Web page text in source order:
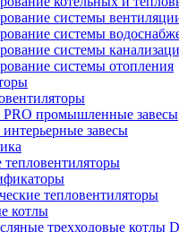
системы
системы
системы
системы отопления
промышленные завесы
завесы
тепловентиляторы
котлы
трехходовые котлы